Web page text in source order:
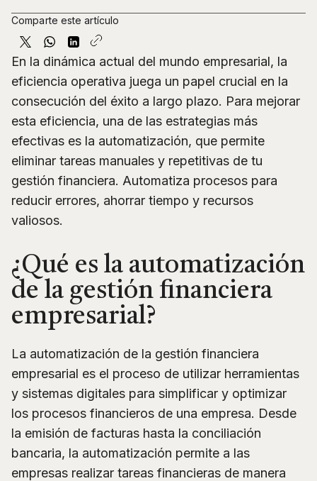
Comparte este artículo
En la dinámica actual del mundo empresarial, la
eficiencia operativa juega un papel crucial en la
consecución del éxito a largo plazo. Para mejorar
esta eficiencia, una de las estrategias más
efectivas es la automatización, que permite
eliminar tareas manuales y repetitivas de tu
gestión financiera. Automatiza procesos para
reducir errores, ahorrar tiempo y recursos
valiosos.
¿Qué es la automatización
de la gestión financiera
empresarial?
La automatización de la gestión financiera
empresarial es el proceso de utilizar herramientas
y sistemas digitales para simplificar y optimizar
los procesos financieros de una empresa. Desde
la emisión de facturas hasta la conciliación
bancaria, la automatización permite a las
empresas realizar tareas financieras de manera